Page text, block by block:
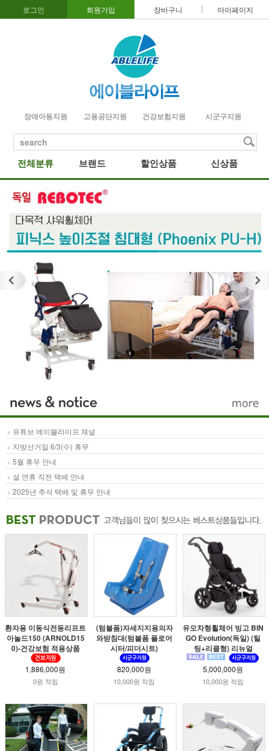
로그인 회원가입 장바구니 마이페이지
장애아동지원 고용공단지원 건강보험지원 시군구지원
search
전체분류 브랜드 할인상품 신상품
+ 유튜브 에이블라이프 채널
+ 지방선거일 6/3(수) 휴무
+5월 휴무 안내
+ 설 연휴 직전 택배 안내
+2025년 추석 택배 및 휴무 안내
환자용 이동식전동리프트
아놀드150 (ARNOLD15
0)-건강보험 적용상품
1,886,000원
0원 적립
(텀블폼)자세지지용의자
와받침대(텀블폼 플로어
시터/피더시트)
820,000원
10,000원 적립
유모차형휠체어 빙고 BIN
GO Evolution(독일) (틸
팅+리클형) 리뉴얼
5,000,000원
10,000원 적립